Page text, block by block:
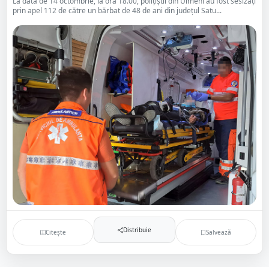
prin apel 112 de către un bărbat de 48 de ani din județul Satu...
Citește Distribuie Salvează